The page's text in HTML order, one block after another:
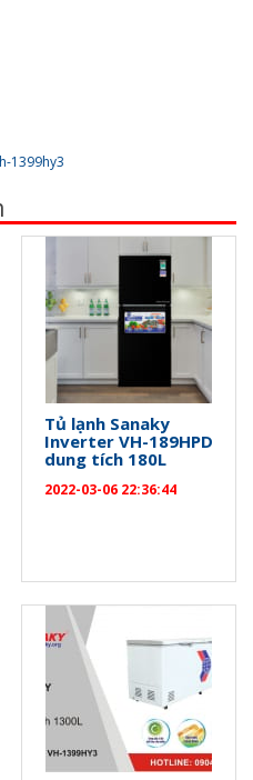
1399hy3
Tủ lạnh Sanaky
Inverter VH-189HPD
dung tích 180L
2022-03-06 22:36:44